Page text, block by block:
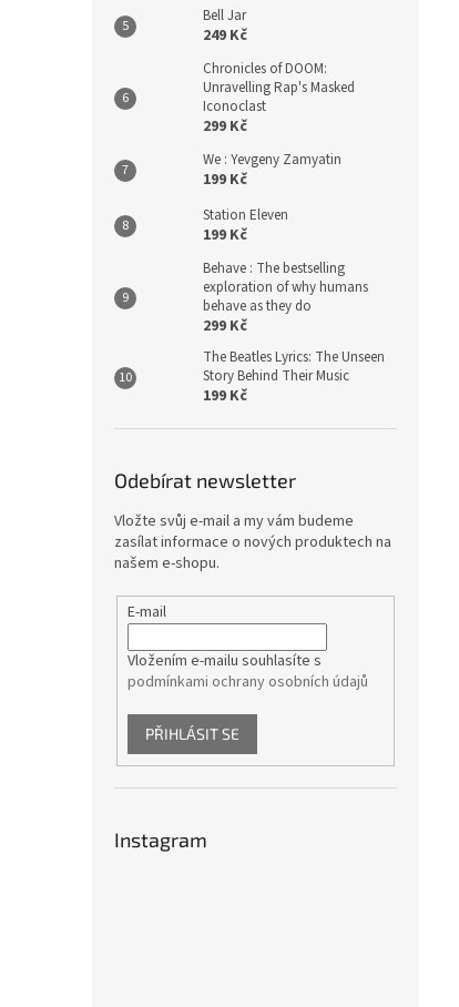
Bell Jar
249 Kč
Chronicles of DOOM:
Unravelling Rap's Masked
Iconoclast
299 Kč
We : Yevgeny Zamyatin
199 Kč
Station Eleven
199 Kč
Behave : The bestselling
exploration of why humans
behave as they do
299 Kč
The Beatles Lyrics: The Unseen
Story Behind Their Music
199 Kč
Odebírat newsletter
Vložte svůj e-mail a my vám budeme
zasílat informace o nových produktech na
našem e-shopu.
E-mail
Vložením e-mailu souhlasíte s
podmínkami ochrany osobních údajů
PŘIHLÁSIT SE
Instagram